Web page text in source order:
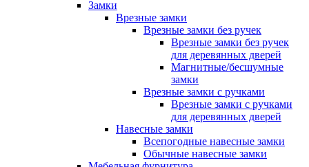
Замки
Врезные замки
Врезные замки без ручек
Врезные замки без ручек
для деревянных дверей
Магнитные/бесшумные
замки
Врезные замки с ручками
Врезные замки с ручками
для деревянных дверей
Навесные замки
Всепогодные навесные замки
Обычные навесные замки